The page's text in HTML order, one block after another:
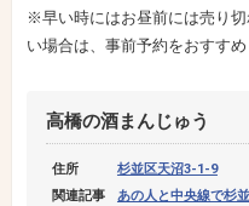
※早い時にはお昼前には売り
い場合は、事前予約をおすすめ
高橋の酒まんじゅう
住所
杉並区天沼3-1-9
関連記事
あの人と中央線で杉